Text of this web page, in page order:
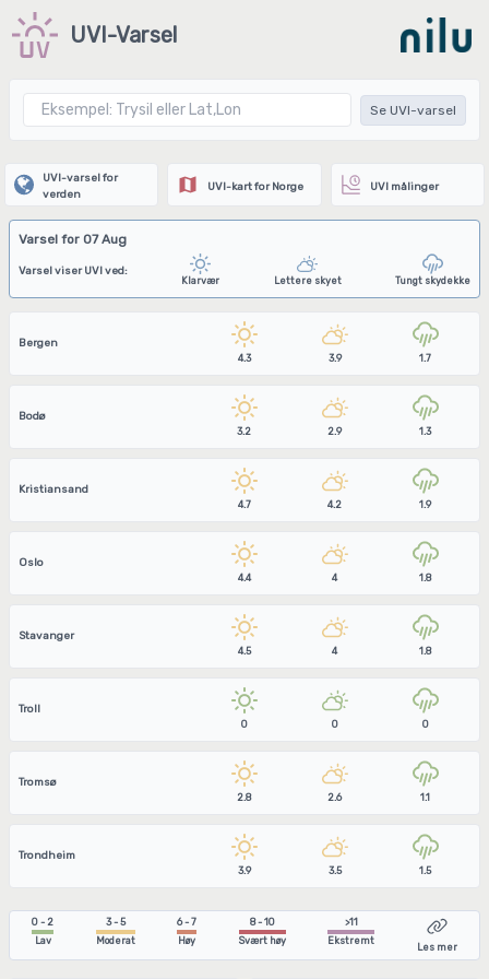
UVI-Varsel
Se UVI-varsel
UVI-varsel for
verden
UVI-kart for Norge UVI målinger
Varsel for 07 Aug
Varsel viser UVI ved:
Klarvær Lettere skyet Tungt skydekke
Bergen
4.3 3.9 1.7
Bodø
3.2 2.9 1.3
Kristiansand
4.7 4.2 1.9
Oslo
4.4 4 1.8
Stavanger
4.5 4 1.8
Troll
0 0 0
Tromsø
2.8 2.6 1.1
Trondheim
3.9 3.5 1.5
0 - 2
Lav
3 - 5
Moderat
6 - 7
Høy
8 - 10
Svært høy
>11
Ekstremt
Les mer